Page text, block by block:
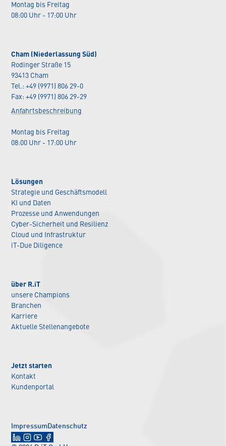
Montag bis Freitag
08:00 Uhr - 17:00 Uhr
Cham (Niederlassung Süd)
Rodinger Straße 15
93413 Cham
Tel.: +49 (9971) 806 29-0
Fax: +49 (9971) 806 29-29
Anfahrtsbeschreibung
Montag bis Freitag
08:00 Uhr - 17:00 Uhr
Lösungen
Strategie und Geschäftsmodell
KI und Daten
Prozesse und Anwendungen
Cyber-Sicherheit und Resilienz
Cloud und Infrastruktur
iT-Due Diligence
über R.iT
unsere Champions
Branchen
Karriere
Aktuelle Stellenangebote
Jetzt starten
Kontakt
Kundenportal
ImpressumDatenschutz